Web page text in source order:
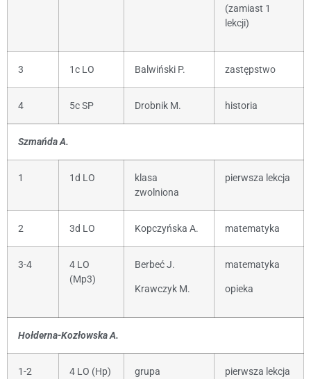
(zamiast 1
lekcji)
3 1c LO Balwiński P. zastępstwo
4 5c SP Drobnik M. historia
Szmańda A.
1 1d LO
klasa
zwolniona
pierwsza lekcja
2 3d LO Kopczyńska A. matematyka
3-4
4 LO
(Mp3)
Berbeć J.
Krawczyk M.
matematyka
opieka
Hołderna-Kozłowska A.
1-2 4 LO (Hp)
grupa
pierwsza lekcja